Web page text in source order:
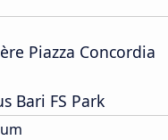
Piazza Concordia
Bari FS Park